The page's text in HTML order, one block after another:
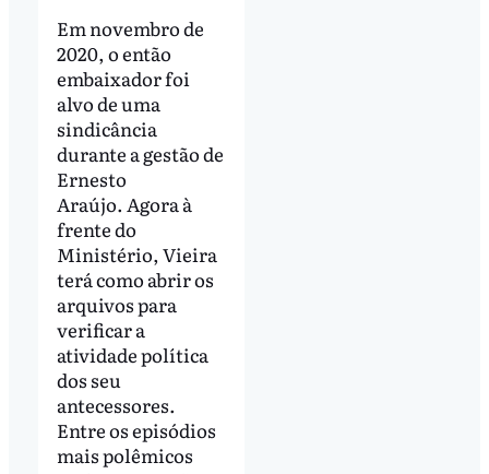
Em novembro de
2020, o então
embaixador foi
alvo de uma
sindicância
durante a gestão de
Ernesto
Araújo. Agora à
frente do
Ministério, Vieira
terá como abrir os
arquivos para
verificar a
atividade política
dos seu
antecessores.
Entre os episódios
mais polêmicos